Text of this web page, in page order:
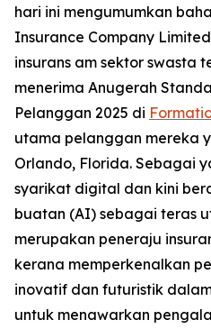
hari ini mengumumkan
Insurance Company
insurans am sektor swasta
menerima Anugerah
Pelanggan 2025 di
utama pelanggan mereka
Orlando, Florida. Sebagai
syarikat digital dan kini
buatan (AI) sebagai teras
merupakan peneraju
kerana memperkenalkan
inovatif dan futuristik
untuk menawarkan